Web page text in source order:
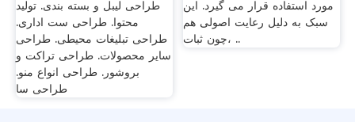
طراحی لیبل و بسته بندی. تولید
محتوا. طراحی ست اداری.
طراحی تبلیغات محیطی. طراحی
سایر محصولات. طراحی تراکت و
بروشور. طراحی انواع منو.
طراحی سا
مورد استفاده قرار می گیرد. این
سبک به دلیل رعایت اصولی هم
چون ثبات، ..